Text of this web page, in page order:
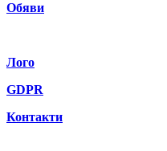
Обяви
Лого
GDPR
Контакти